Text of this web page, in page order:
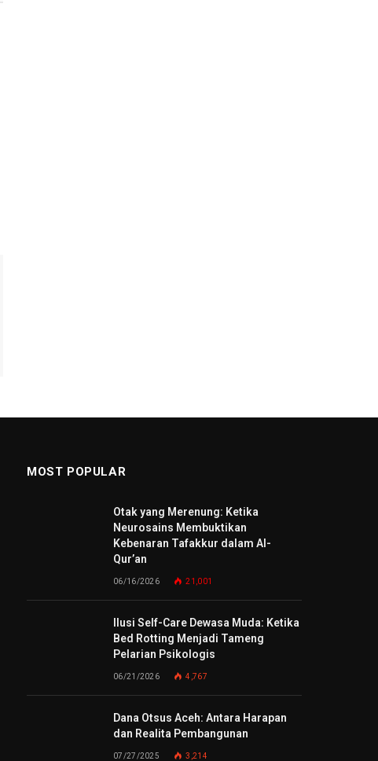
MOST POPULAR
Otak yang Merenung: Ketika
Neurosains Membuktikan
Kebenaran Tafakkur dalam Al-
Qur’an
06/16/2026 21,001
Ilusi Self-Care Dewasa Muda: Ketika
Bed Rotting Menjadi Tameng
Pelarian Psikologis
06/21/2026 4,767
Dana Otsus Aceh: Antara Harapan
dan Realita Pembangunan
07/27/2025 3,214